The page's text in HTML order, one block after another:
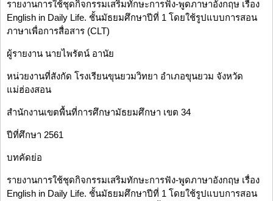
รายงานการใช้ชุดกิจกรรมเสริมทักษะการฟัง-พูดภาษาอังกฤษ เรื่อง
English in Daily Life. ชั้นมัธยมศึกษาปีที่ 1 โดยใช้รูปแบบการสอน
ภาษาเพื่อการสื่อสาร (CLT)
ผู้รายงาน นายไพรัตน์ อานัย
หน่วยงานที่สังกัด โรงเรียนขุนยวมวิทยา อำเภอขุนยวม จังหวัด
แม่ฮ่องสอน
สำนักงานเขตพื้นที่การศึกษามัธยมศึกษา เขต 34
ปีที่ศึกษา 2561
บทคัดย่อ
รายงานการใช้ชุดกิจกรรมเสริมทักษะการฟัง-พูดภาษาอังกฤษ เรื่อง
English in Daily Life. ชั้นมัธยมศึกษาปีที่ 1 โดยใช้รูปแบบการสอน